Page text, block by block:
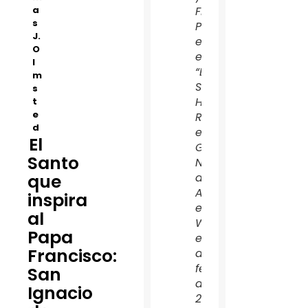
a
s
J.
O
l
m
s
t
e
d
El
Santo
que
inspira
al
Papa
Francisco:
San
Ignacio
Francisco
Pacheco,
en la
exposición
“El
Sagrado
Hecho
Real”
en la
Galería
Nacional
de
Arte
en
Washington
el 24
de
febrero
del
2010.